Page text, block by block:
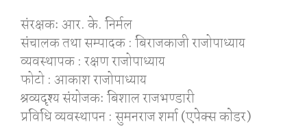
संरक्षकः आर. के. निर्मल
संचालक तथा सम्पादक : बिराजकाजी राजोपाध्याय
व्यवस्थापक : रक्षण राजोपाध्याय
फोटो : आकाश राजोपाध्याय
श्रव्यदृश्य संयोजकः बिशाल राजभण्डारी
प्रविधि व्यवस्थापन : सुमनराज शर्मा (एपेक्स काेडर)